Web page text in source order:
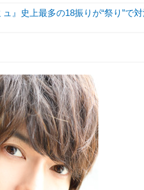
』史上最多の18振りが“祭り”で対